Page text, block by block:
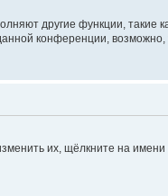
другие функции, такие
конференции,
их, щёлкните на имени